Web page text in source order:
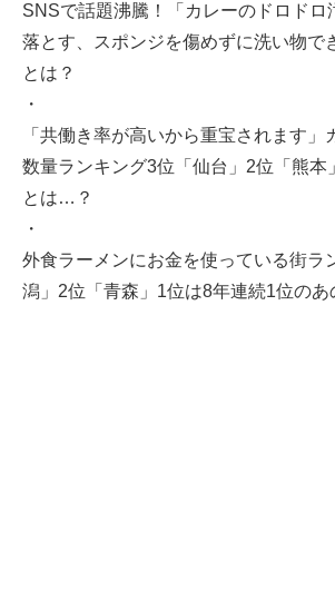
SNSで話題沸騰！「カレーのドロドロ
落とす、スポンジを傷めずに洗い物で
とは？
・
「共働き率が高いから重宝されます」
数量ランキング3位「仙台」2位「熊本
とは…？
・
外食ラーメンにお金を使っている街ラ
潟」2位「青森」1位は8年連続1位のあ